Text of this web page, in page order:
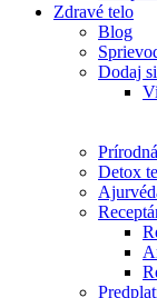
Zdravé telo
Blog
Dodaj
Detox